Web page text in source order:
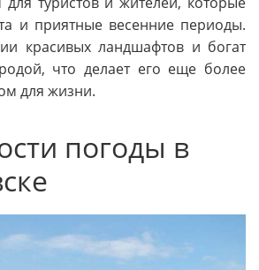
и приятные весенние периоды.
красивых ландшафтов и богат
что делает его еще более
для жизни.
погоды в